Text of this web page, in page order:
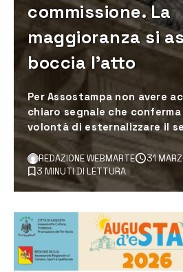
commissione. La
maggioranza si
boccia l’atto
Per Assostampa non avere
chiaro segnale che
volontà di esternalizzare il
REDAZIONE WEBMARTE 31
3 MINUTI DI LETTURA